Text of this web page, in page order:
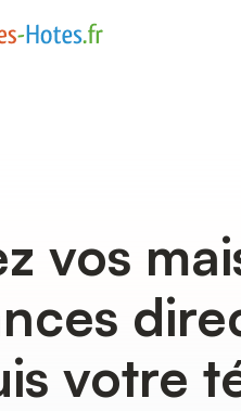
vos
votre